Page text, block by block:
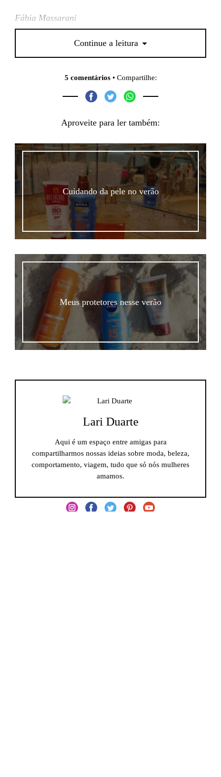
Fábia Massarani
@fabiamassarani)
Continue a leitura
5 comentários• Compartilhe:
Aproveite para ler também:
Cuidando da pele no verão
Meus protetores nesse verão
Lari Duarte
Aqui é um espaço entre amigas para
compartilharmos nossas ideias sobre moda, beleza,
comportamento, viagem, tudo que só nós mulheres
amamos.